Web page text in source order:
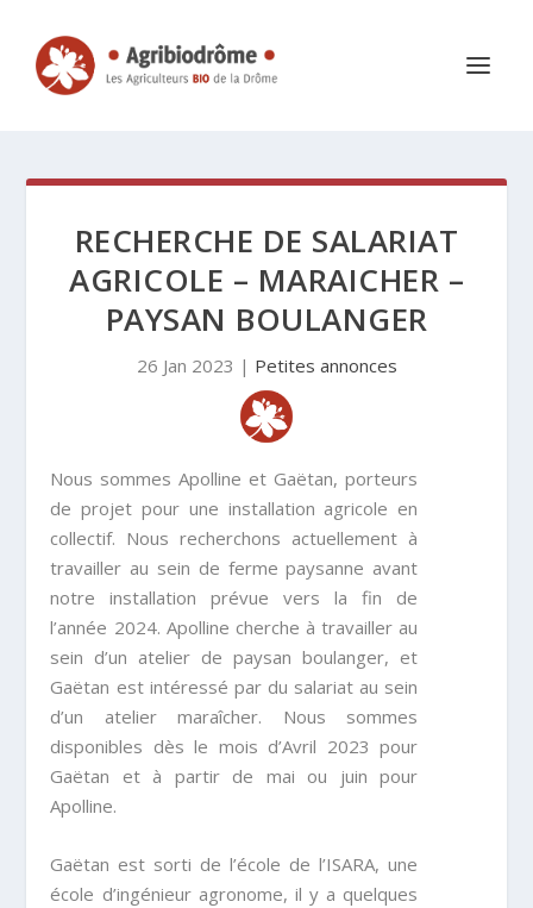
RECHERCHE DE SALARIAT
AGRICOLE – MARAICHER –
PAYSAN BOULANGER
26 Jan 2023 | Petites annonces
Nous sommes Apolline et Gaëtan, porteurs
de projet pour une installation agricole en
collectif. Nous recherchons actuellement à
travailler au sein de ferme paysanne avant
notre installation prévue vers la fin de
l’année 2024. Apolline cherche à travailler au
sein d’un atelier de paysan boulanger, et
Gaëtan est intéressé par du salariat au sein
d’un atelier maraîcher. Nous sommes
disponibles dès le mois d’Avril 2023 pour
Gaëtan et à partir de mai ou juin pour
Apolline.
Gaëtan est sorti de l’école de l’ISARA, une
école d’ingénieur agronome, il y a quelques